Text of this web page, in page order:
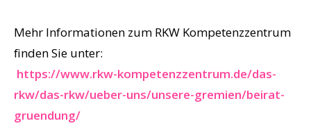
Mehr Informationen zum RKW Kompetenzzentrum
finden Sie unter:
https://www.rkw-kompetenzzentrum.de/das-
rkw/das-rkw/ueber-uns/unsere-gremien/beirat-
gruendung/